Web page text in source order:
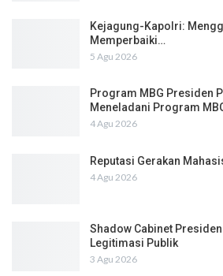
Kejagung-Kapolri:
Memperbaiki…
5 Agu 2026
Program MBG Presiden
Meneladani Program
4 Agu 2026
Reputasi Gerakan
4 Agu 2026
Shadow Cabinet
Legitimasi Publik
3 Agu 2026